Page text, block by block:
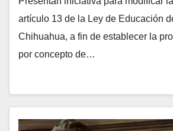
artículo 13 de la Ley de Educación
Chihuahua, a fin de establecer la
por concepto de…